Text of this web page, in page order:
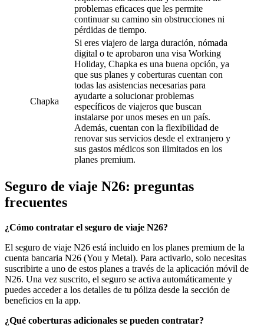
problemas eficaces que les permite
continuar su camino sin obstrucciones ni
pérdidas de tiempo.
Chapka
Si eres viajero de larga duración, nómada
digital o te aprobaron una visa Working
Holiday, Chapka es una buena opción, ya
que sus planes y coberturas cuentan con
todas las asistencias necesarias para
ayudarte a solucionar problemas
específicos de viajeros que buscan
instalarse por unos meses en un país.
Además, cuentan con la flexibilidad de
renovar sus servicios desde el extranjero y
sus gastos médicos son ilimitados en los
planes premium.
Seguro de viaje N26: preguntas
frecuentes
¿Cómo contratar el seguro de viaje N26?
El seguro de viaje N26 está incluido en los planes premium de la
cuenta bancaria N26 (You y Metal). Para activarlo, solo necesitas
suscribirte a uno de estos planes a través de la aplicación móvil de
N26. Una vez suscrito, el seguro se activa automáticamente y
puedes acceder a los detalles de tu póliza desde la sección de
beneficios en la app.
¿Qué coberturas adicionales se pueden contratar?